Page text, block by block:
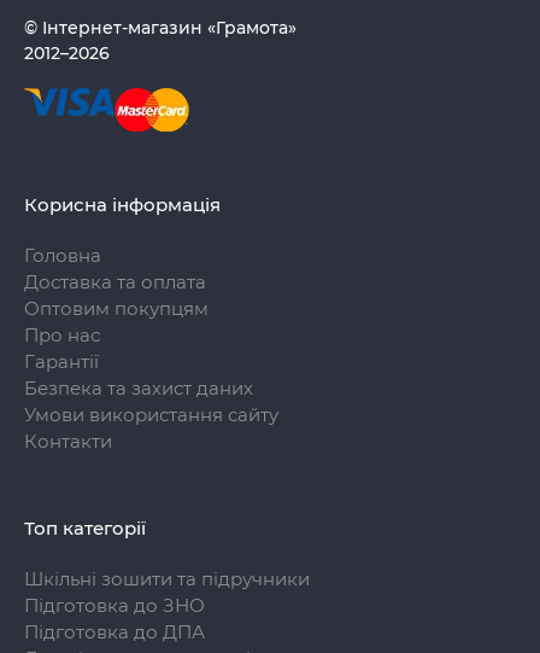
© Інтернет-магазин «Грамота»
2012–2026
Корисна інформація
Головна
Доставка та оплата
Оптовим покупцям
Про нас
Гарантії
Безпека та захист даних
Умови використання сайту
Контакти
Топ категорії
Шкільні зошити та підручники
Підготовка до ЗНО
Підготовка до ДПА